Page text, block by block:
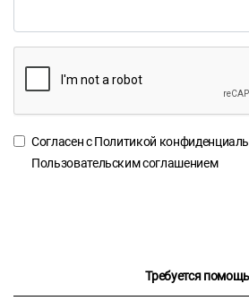
Согласен сПолитикой
Пользовательским соглашением
Требуется